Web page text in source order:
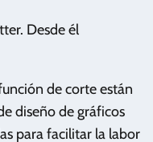
Desde él
de corte están
diseño de gráficos
para facilitar la labor